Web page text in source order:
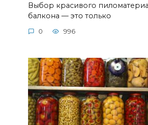
Выбор красивого
балкона — это только
0 996